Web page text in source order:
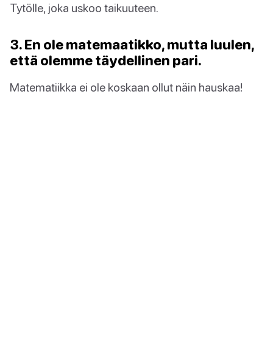
Tytölle, joka uskoo taikuuteen.
3. En ole matemaatikko, mutta luulen,
että olemme täydellinen pari.
Matematiikka ei ole koskaan ollut näin hauskaa!